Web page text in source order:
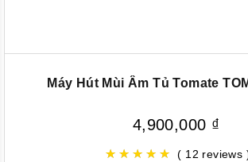
Máy Hút Mùi Âm Tủ Tomate
4,900,000 ₫
( 12 reviews